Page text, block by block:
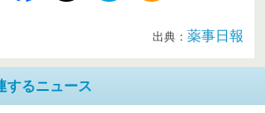
出典： 薬事日報
するニュース